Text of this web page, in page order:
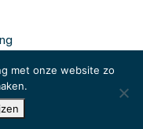
met onze website zo
Webba